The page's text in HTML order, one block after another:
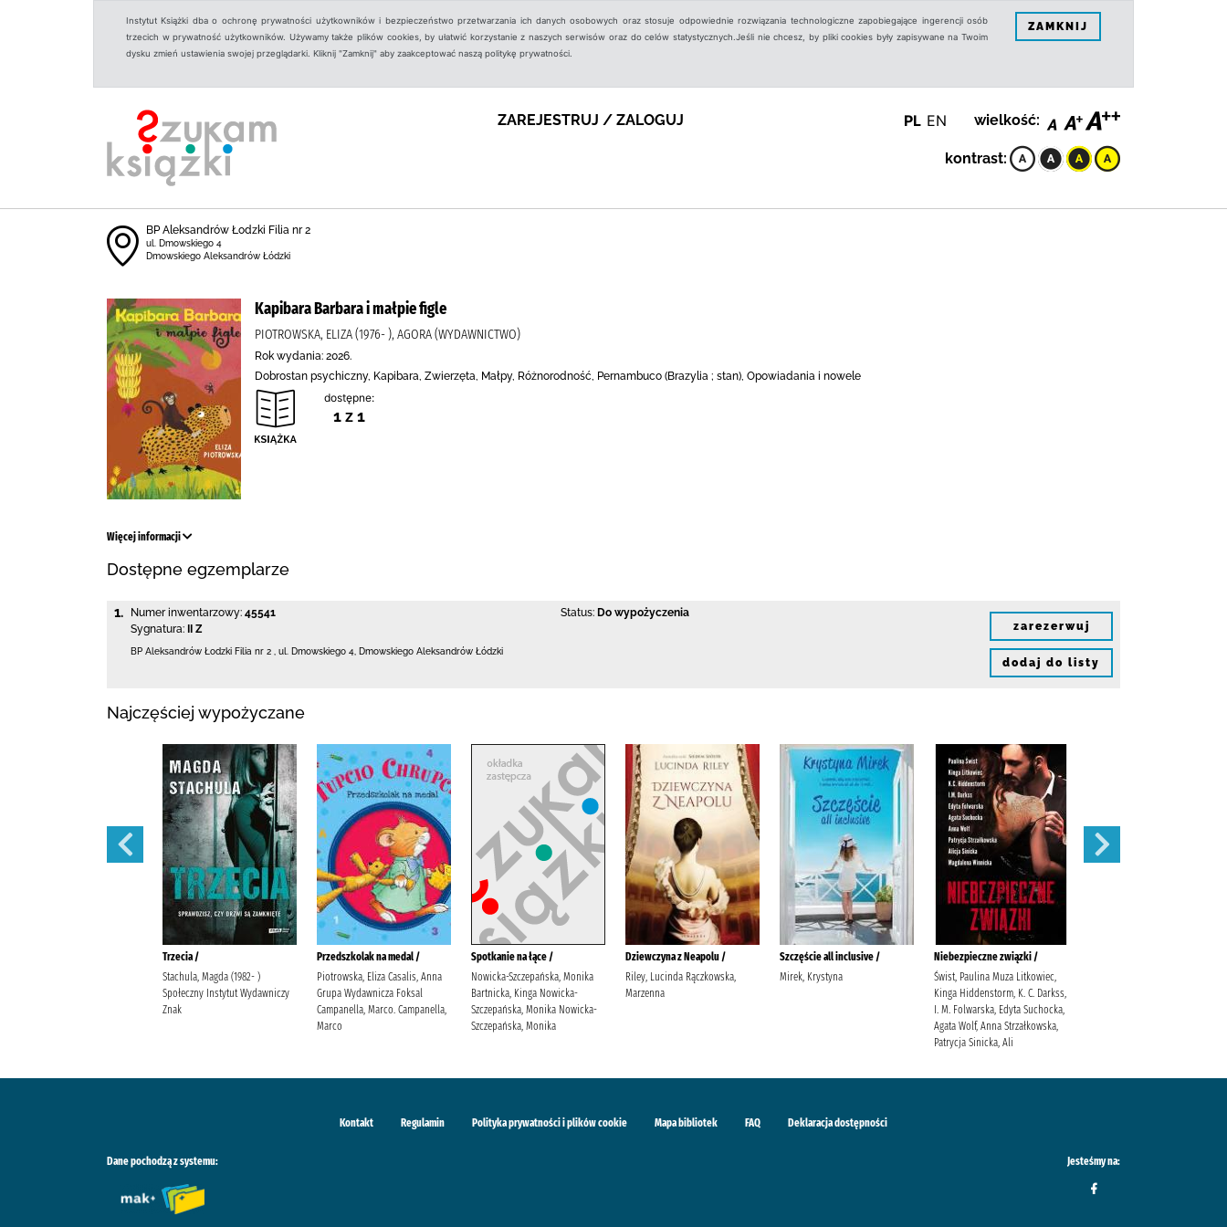
Instytut Książki dba o ochronę prywatności użytkowników i bezpieczeństwo przetwarzania ich danych osobowych oraz stosuje odpowiednie rozwiązania technologiczne zapobiegające ingerencji osób
trzecich w prywatność użytkowników. Używamy także plików cookies, by ułatwić korzystanie z naszych serwisów oraz do celów statystycznych.Jeśli nie chcesz, by pliki cookies były zapisywane na Twoim
dysku zmień ustawienia swojej przeglądarki. Kliknij "Zamknij" aby zaakceptować naszą politykę prywatności.
ZAMKNIJ
ZAREJESTRUJ / ZALOGUJ PL EN wielkość:
kontrast:
BP Aleksandrów Łodzki Filia nr 2
ul. Dmowskiego 4
Dmowskiego Aleksandrów Łódzki
Kapibara Barbara i małpie figle
PIOTROWSKA, ELIZA (1976- ), AGORA (WYDAWNICTWO)
Rok wydania: 2026.
Dobrostan psychiczny, Kapibara, Zwierzęta, Małpy, Różnorodność, Pernambuco (Brazylia ; stan), Opowiadania i nowele
dostępne:
1 z 1
Więcej informacji
Dostępne egzemplarze
1. Numer inwentarzowy: 45541
Sygnatura:
II Z
Status: Do wypożyczenia
BP Aleksandrów Łodzki Filia nr 2 ul. Dmowskiego 4 Dmowskiego Aleksandrów Łódzki
zarezerwuj
dodaj do listy
Najczęściej wypożyczane
Trzecia /
Stachula, Magda (1982- )
Społeczny Instytut Wydawniczy
Znak
Przedszkolak na medal /
Piotrowska, Eliza Casalis, Anna
Grupa Wydawnicza Foksal
Campanella, Marco. Campanella,
Marco
Spotkanie na łące /
Nowicka-Szczepańska, Monika
Bartnicka, Kinga Nowicka-
Szczepańska, Monika Nowicka-
Szczepańska, Monika
Dziewczyna z Neapolu /
Riley, Lucinda Rączkowska,
Marzenna
Szczęście all inclusive /
Mirek, Krystyna
Niebezpieczne związki /
Świst, Paulina Muza Litkowiec,
Kinga Hiddenstorm, K. C. Darkss,
I. M. Folwarska, Edyta Suchocka,
Agata Wolf, Anna Strzałkowska,
Patrycja Sinicka, Ali
Kontakt Regulamin Polityka prywatności i plików cookie Mapa bibliotek FAQ Deklaracja dostępności
Dane pochodzą z systemu: Jesteśmy na: